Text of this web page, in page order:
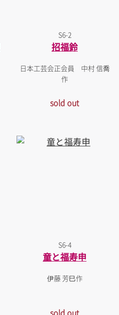
S6-2
招福鈴
日本工芸会正会員 中村 信喬
作
sold out
S6-4
童と福寿申
伊藤 芳巳作
sold out